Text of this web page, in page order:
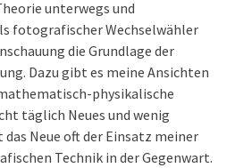
unterwegs und
fotografischer Wechselwähler
die Grundlage der
Dazu gibt es meine Ansichten
physikalische
täglich Neues und wenig
Neue oft der Einsatz meiner
Technik in der Gegenwart.